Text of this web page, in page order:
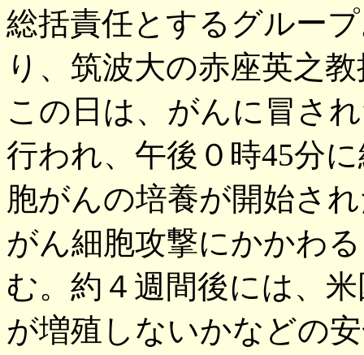
総括責任とするグルー
り、筑波大の赤座英之
この日は、がんに冒さ
行われ、午後０時45分
胞がんの培養が開始さ
がん細胞攻撃にかかわ
む。約４週間後には、
が増殖しないかなどの